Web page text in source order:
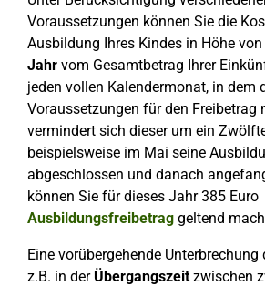
Voraussetzungen können Sie die
Ausbildung Ihres Kindes in Höhe von
Jahr vom Gesamtbetrag Ihrer
jeden vollen Kalendermonat, in dem
Voraussetzungen für den Freibetrag
vermindert sich dieser um ein
beispielsweise im Mai seine
abgeschlossen und danach
können Sie für dieses Jahr 385 Euro
Ausbildungsfreibetrag geltend
Eine vorübergehende Unterbrechung
z.B. in der Übergangszeitzwischen